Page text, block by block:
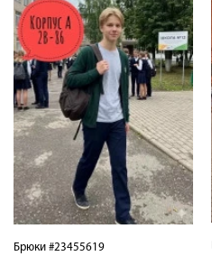
Брюки #23455619